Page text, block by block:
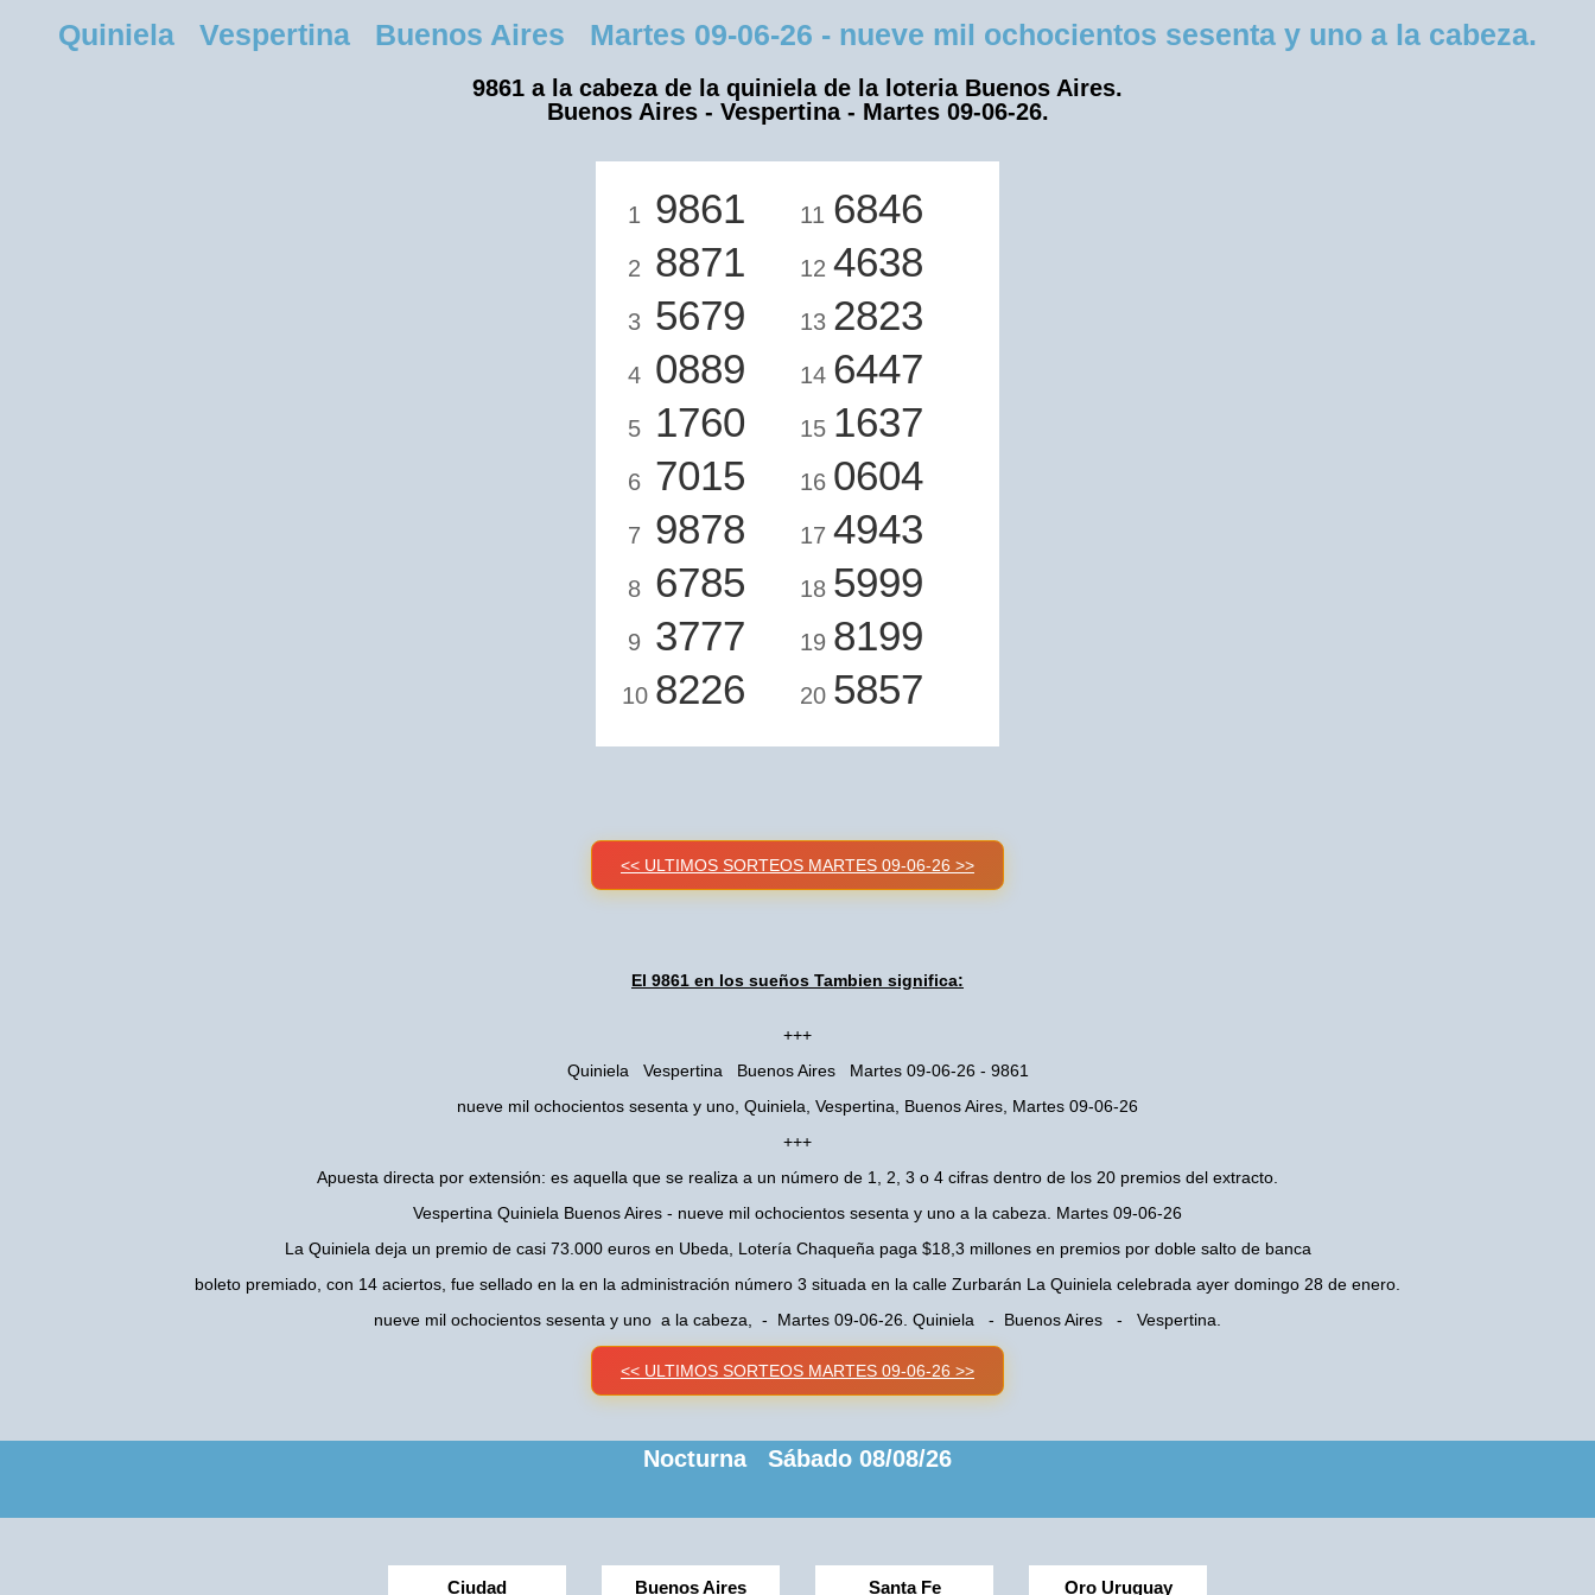
Quiniela Vespertina Buenos Aires Martes 09-06-26 - nueve mil ochocientos sesenta y uno a la cabeza.
9861 a la cabeza de la quiniela de la loteria Buenos Aires.
Buenos Aires - Vespertina - Martes 09-06-26.
1 9861
2 8871
3 5679
4 0889
5 1760
6 7015
7 9878
8 6785
9 3777
10 8226
11 6846
12 4638
13 2823
14 6447
15 1637
16 0604
17 4943
18 5999
19 8199
20 5857
<< ULTIMOS SORTEOS MARTES 09-06-26 >>
El 9861 en los sueños Tambien significa:
+++
Quiniela Vespertina Buenos Aires Martes 09-06-26 - 9861
nueve mil ochocientos sesenta y uno, Quiniela, Vespertina, Buenos Aires, Martes 09-06-26
+++
Apuesta directa por extensión: es aquella que se realiza a un número de 1, 2, 3 o 4 cifras dentro de los 20 premios del extracto.
Vespertina Quiniela Buenos Aires - nueve mil ochocientos sesenta y uno a la cabeza. Martes 09-06-26
La Quiniela deja un premio de casi 73.000 euros en Ubeda, Lotería Chaqueña paga $18,3 millones en premios por doble salto de banca
boleto premiado, con 14 aciertos, fue sellado en la en la administración número 3 situada en la calle Zurbarán La Quiniela celebrada ayer domingo 28 de enero.
nueve mil ochocientos sesenta y uno a la cabeza, - Martes 09-06-26. Quiniela - Buenos Aires - Vespertina.
<< ULTIMOS SORTEOS MARTES 09-06-26 >>
Nocturna Sábado 08/08/26
Ciudad Buenos Aires Santa Fe Oro Uruguay